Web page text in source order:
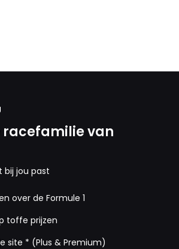
racefamilie van
bij jou past
over de Formule 1
toffe prijzen
site * (Plus & Premium)